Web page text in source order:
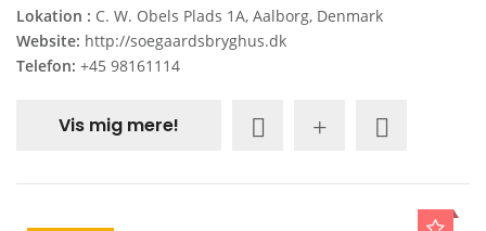
Lokation : C. W. Obels Plads 1A, Aalborg, Denmark
Website: http://soegaardsbryghus.dk
Telefon: +45 98161114
Vis mig mere!